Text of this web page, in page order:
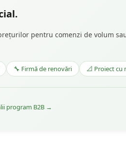
pentru comenzi de volum
🔧 Firmă de renovări 📐 Proiect cu
program B2B →